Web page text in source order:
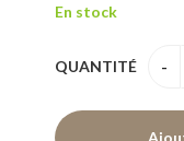
En stock
QUANTITÉ